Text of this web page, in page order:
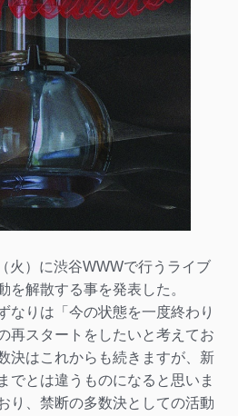
火）に渋谷WWWで行うライブ
を解散する事を発表した。
なりは「今の状態を一度終わり
再スタートをしたいと考えてお
決はこれからも続きますが、新
でとは違うものになると思いま
り、禁断の多数決としての活動